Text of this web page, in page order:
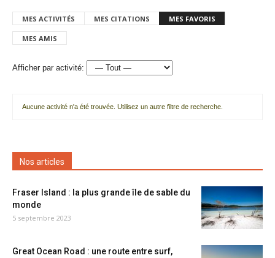
MES ACTIVITÉS MES CITATIONS MES FAVORIS
MES AMIS
Afficher par activité:
Aucune activité n'a été trouvée. Utilisez un autre filtre de recherche.
Nos articles
Fraser Island : la plus grande île de sable du
monde
5 septembre 2023
Great Ocean Road : une route entre surf,